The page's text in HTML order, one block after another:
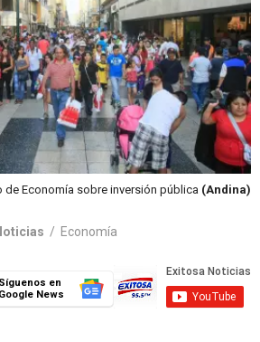
de Economía sobre inversión pública (Andina)
/ Economía
Síguenos en
Google News